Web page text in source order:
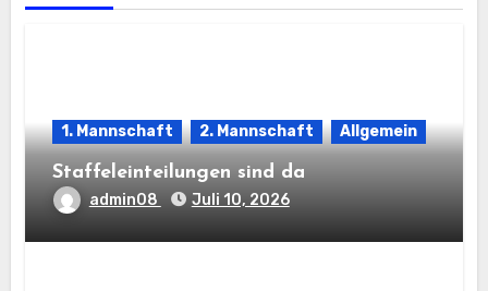
1. Mannschaft 2. Mannschaft Allgemein
Staffeleinteilungen sind da
admin08 Juli 10, 2026